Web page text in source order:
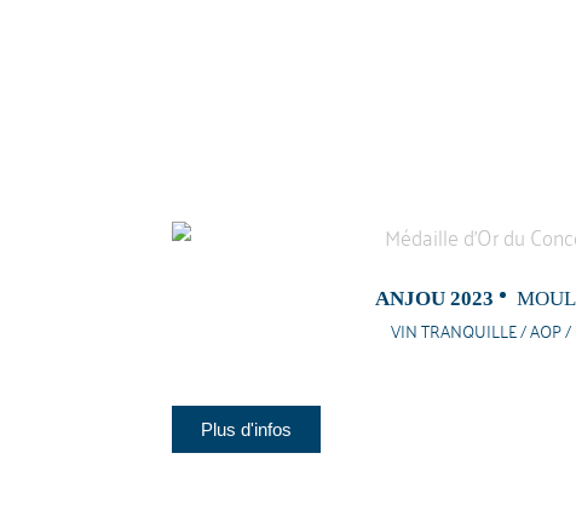
ANJOU 2023
VIN TRANQUILLE / AOP /
Plus d'infos